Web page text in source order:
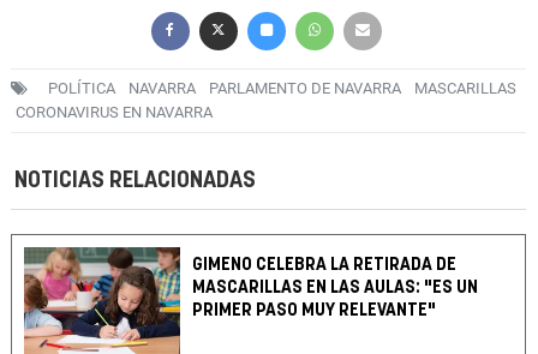
POLÍTICA NAVARRA PARLAMENTO DE NAVARRA
MASCARILLAS
CORONAVIRUS EN NAVARRA
NOTICIAS RELACIONADAS
GIMENO CELEBRA LA RETIRADA DE
MASCARILLAS EN LAS AULAS: "ES UN
PRIMER PASO MUY RELEVANTE"